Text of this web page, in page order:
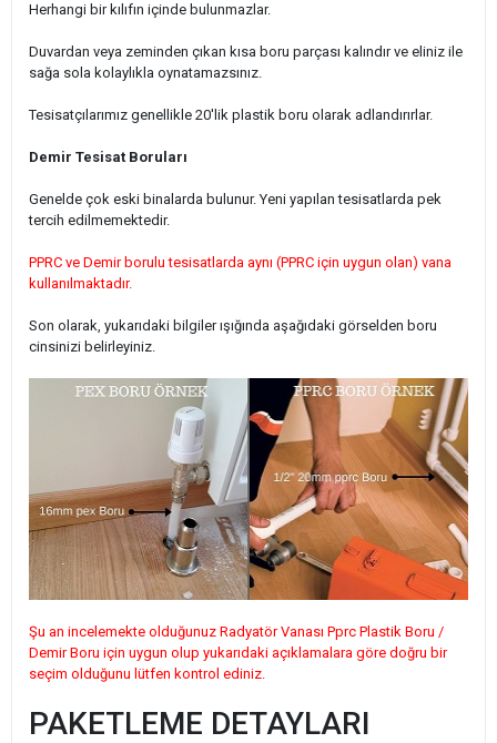
Herhangi bir kılıfın içinde bulunmazlar.
Duvardan veya zeminden çıkan kısa boru parçası kalındır ve eliniz ile
sağa sola kolaylıkla oynatamazsınız.
Tesisatçılarımız genellikle 20'lik plastik boru olarak adlandırırlar.
Demir Tesisat Boruları
Genelde çok eski binalarda bulunur. Yeni yapılan tesisatlarda pek
tercih edilmemektedir.
PPRC ve Demir borulu tesisatlarda aynı (PPRC için uygun olan) vana
kullanılmaktadır.
Son olarak, yukarıdaki bilgiler ışığında aşağıdaki görselden boru
cinsinizi belirleyiniz.
Şu an incelemekte olduğunuz Radyatör Vanası Pprc Plastik Boru /
Demir Boru için uygun olup yukarıdaki açıklamalara göre doğru bir
seçim olduğunu lütfen kontrol ediniz.
PAKETLEME DETAYLARI